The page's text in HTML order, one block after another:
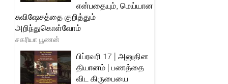
என்பதையும், மெய்யான
சுவிஷேசத்தை குறித்தும்
அறிந்துகொள்வோம்
சகரியா பூணன்
பிப்ரவரி 17 | அனுதின
தியானம் | பணத்தை
விட கிருபையை